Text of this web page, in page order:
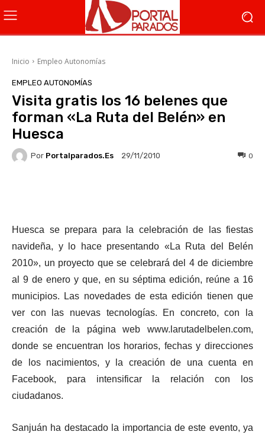
Inicio Empleo Autonomías
EMPLEO AUTONOMÍAS
Visita gratis los 16 belenes que
forman «La Ruta del Belén» en
Huesca
Por Portalparados.es 29/11/2010 0
Huesca se prepara para la celebración de las fiestas
navideña, y lo hace presentando «La Ruta del Belén
2010», un proyecto que se celebrará del 4 de diciembre
al 9 de enero y que, en su séptima edición, reúne a 16
municipios. Las novedades de esta edición tienen que
ver con las nuevas tecnologías. En concreto, con la
creación de la página web www.larutadelbelen.com,
donde se encuentran los horarios, fechas y direcciones
de los nacimientos, y la creación de una cuenta en
Facebook, para intensificar la relación con los
ciudadanos.
Sanjuán ha destacado la importancia de este evento, ya